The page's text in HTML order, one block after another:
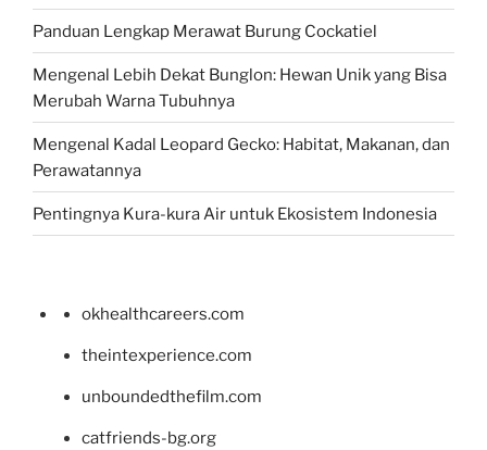
Panduan Lengkap Merawat Burung Cockatiel
Mengenal Lebih Dekat Bunglon: Hewan Unik yang Bisa
Merubah Warna Tubuhnya
Mengenal Kadal Leopard Gecko: Habitat, Makanan, dan
Perawatannya
Pentingnya Kura-kura Air untuk Ekosistem Indonesia
okhealthcareers.com
theintexperience.com
unboundedthefilm.com
catfriends-bg.org